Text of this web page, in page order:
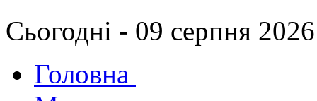
Сьогодні - 09 серпня
Головна